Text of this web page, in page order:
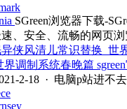
SGreen浏览器下载-
、安全、流畅的网页浏
侠风清儿常识替换_世
界调制系统春晚篇
2-18 · 电脑p站进不